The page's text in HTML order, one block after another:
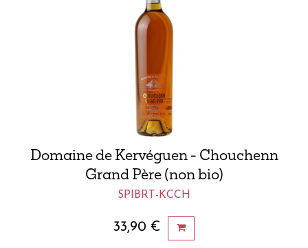
Domaine de Kervéguen - Chouchenn
Grand Père (non bio)
SPIBRT-KCCH
33,90 €